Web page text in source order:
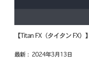
【Titan FX（タイタン FX
最新： 2024年3月13日